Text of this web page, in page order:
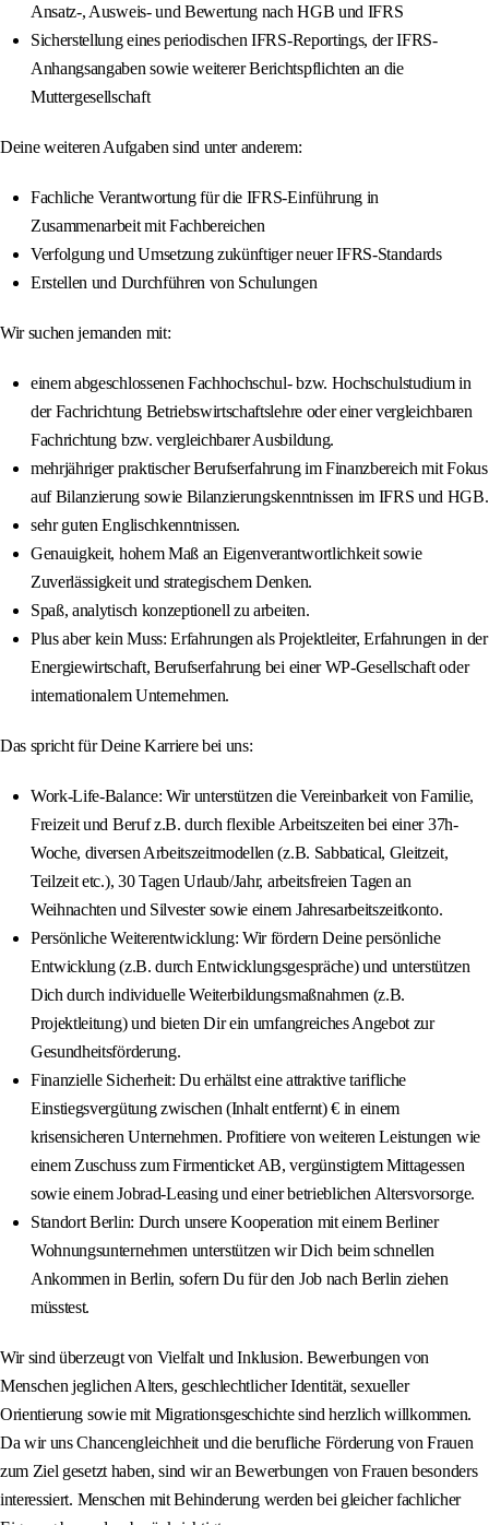
Ansatz-, Ausweis- und Bewertung nach HGB und IFRS
Sicherstellung eines periodischen IFRS-Reportings, der IFRS-
Anhangsangaben sowie weiterer Berichtspflichten an die
Muttergesellschaft
Deine weiteren Aufgaben sind unter anderem:
Fachliche Verantwortung für die IFRS-Einführung in
Zusammenarbeit mit Fachbereichen
Verfolgung und Umsetzung zukünftiger neuer IFRS-Standards
Erstellen und Durchführen von Schulungen
Wir suchen jemanden mit:
einem abgeschlossenen Fachhochschul- bzw. Hochschulstudium in
der Fachrichtung Betriebswirtschaftslehre oder einer vergleichbaren
Fachrichtung bzw. vergleichbarer Ausbildung.
mehrjähriger praktischer Berufserfahrung im Finanzbereich mit Fokus
auf Bilanzierung sowie Bilanzierungskenntnissen im IFRS und HGB.
sehr guten Englischkenntnissen.
Genauigkeit, hohem Maß an Eigenverantwortlichkeit sowie
Zuverlässigkeit und strategischem Denken.
Spaß, analytisch konzeptionell zu arbeiten.
Plus aber kein Muss: Erfahrungen als Projektleiter, Erfahrungen in der
Energiewirtschaft, Berufserfahrung bei einer WP-Gesellschaft oder
internationalem Unternehmen.
Das spricht für Deine Karriere bei uns:
Work-Life-Balance: Wir unterstützen die Vereinbarkeit von Familie,
Freizeit und Beruf z.B. durch flexible Arbeitszeiten bei einer 37h-
Woche, diversen Arbeitszeitmodellen (z.B. Sabbatical, Gleitzeit,
Teilzeit etc.), 30 Tagen Urlaub/Jahr, arbeitsfreien Tagen an
Weihnachten und Silvester sowie einem Jahresarbeitszeitkonto.
Persönliche Weiterentwicklung: Wir fördern Deine persönliche
Entwicklung (z.B. durch Entwicklungsgespräche) und unterstützen
Dich durch individuelle Weiterbildungsmaßnahmen (z.B.
Projektleitung) und bieten Dir ein umfangreiches Angebot zur
Gesundheitsförderung.
Finanzielle Sicherheit: Du erhältst eine attraktive tarifliche
Einstiegsvergütung zwischen (Inhalt entfernt) € in einem
krisensicheren Unternehmen. Profitiere von weiteren Leistungen wie
einem Zuschuss zum Firmenticket AB, vergünstigtem Mittagessen
sowie einem Jobrad-Leasing und einer betrieblichen Altersvorsorge.
Standort Berlin: Durch unsere Kooperation mit einem Berliner
Wohnungsunternehmen unterstützen wir Dich beim schnellen
Ankommen in Berlin, sofern Du für den Job nach Berlin ziehen
müsstest.
Wir sind überzeugt von Vielfalt und Inklusion. Bewerbungen von
Menschen jeglichen Alters, geschlechtlicher Identität, sexueller
Orientierung sowie mit Migrationsgeschichte sind herzlich willkommen.
Da wir uns Chancengleichheit und die berufliche Förderung von Frauen
zum Ziel gesetzt haben, sind wir an Bewerbungen von Frauen besonders
interessiert. Menschen mit Behinderung werden bei gleicher fachlicher